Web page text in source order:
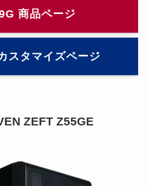
商品ページ
スタマイズページ
ZEFT Z55GE